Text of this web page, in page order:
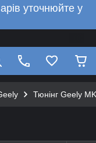
уточнюйте у
Тюнінг Geely